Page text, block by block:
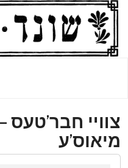
צװײ חבר'טעס
מיאוס'ע